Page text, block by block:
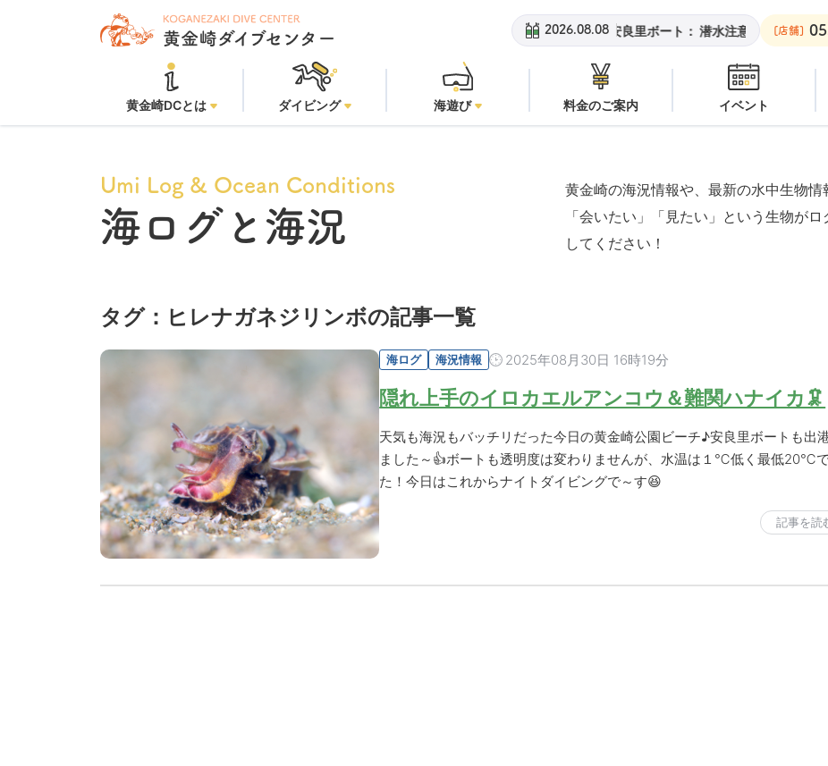
2026.08.08
黄金崎ビーチ： オープン 安良里ボート： 潜水注意 黄金崎ビ
[店舗]
黄金崎DCとは ダイビング 海遊び 料金のご案内 イベント
Umi Log & Ocean Conditions
海ログと海況
黄金崎の海況情報や、最新の水中生物情
「会いたい」「見たい」という生物が
してください！
タグ：ヒレナガネジリンボの記事一覧
海ログ 海況情報 2025年08月30日 16時19分
隠れ上手のイロカエルアンコウ＆難関ハナイカ🦑
天気も海況もバッチリだった今日の黄金崎公園ビーチ♪安良里ボートも出
ました～👍ボートも透明度は変わりませんが、水温は１℃低く最低20℃
た！今日はこれからナイトダイビングで～す😆
記事を読